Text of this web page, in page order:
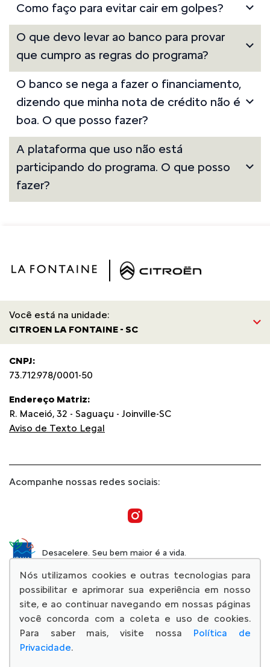
Como faço para evitar cair em golpes?
O que devo levar ao banco para provar
que cumpro as regras do programa?
O banco se nega a fazer o financiamento,
dizendo que minha nota de crédito não é
boa. O que posso fazer?
A plataforma que uso não está
participando do programa. O que posso
fazer?
Você está na unidade:
CITROEN LA FONTAINE - SC
CNPJ:
73.712.978/0001-50
Endereço Matriz:
R. Maceió, 32 - Saguaçu - Joinville-SC
Aviso de Texto Legal
Acompanhe nossas redes sociais:
Desacelere. Seu bem maior é a vida.
© Copyright 2026
AutoForce - Todos os direitos reservados.
Confira a nossa
Nós utilizamos cookies e outras tecnologias para
possibilitar e aprimorar sua experiência em nosso
site, e ao continuar navegando em nossas páginas
você concorda com a coleta e uso de cookies.
Para saber mais, visite nossa Política de
Privacidade.